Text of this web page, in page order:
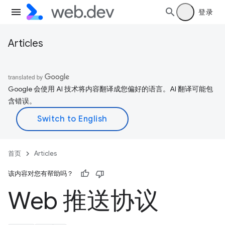
登录
Articles
Google 会使用 AI 技术将内容翻译成您偏好的语言。AI 翻译可能包
含错误。
首页 Articles
该内容对您有帮助吗？
Web 推送协议